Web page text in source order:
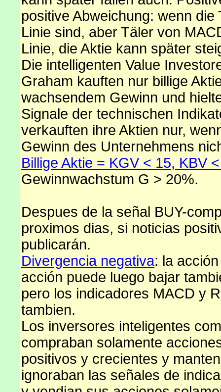
positive Abweichung: wenn
Linie sind, aber Täler von
Linie, die Aktie kann später
Die intelligenten Value
Graham kauften nur billige
wachsendem Gewinn und
Signale der technischen
verkauften ihre Aktien nur,
Gewinn des Unternehmens
Billige Aktie = KGV < 15, KBV
Gewinnwachstum G > 20%.
Despues de la señal BUY-
proximos dias, si noticias
publicarán.
Divergencia negativa: la
acción puede luego bajar
pero los indicadores MACD y
tambien.
Los inversores inteligentes
compraban solamente
positivos y crecientes y
ignoraban las señales de